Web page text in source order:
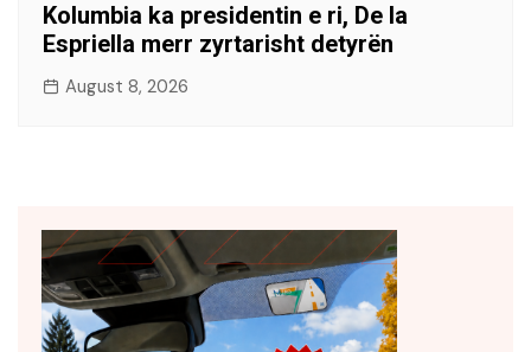
Kolumbia ka presidentin e ri, De la
Espriella merr zyrtarisht detyrën
August 8, 2026